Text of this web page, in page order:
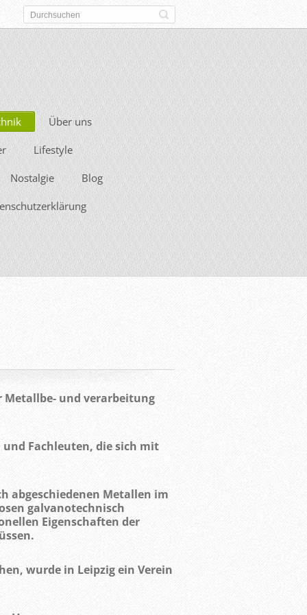
Über uns
Lifestyle
Nostalgie Blog
Metallbe- und verarbeitung
Fachleuten, die sich mit
abgeschiedenen Metallen im
galvanotechnisch
Eigenschaften der
wurde in Leipzig ein Verein